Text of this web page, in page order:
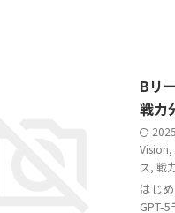
Bリ
戦力
Vision,
ス, 戦
はじ
GPT-